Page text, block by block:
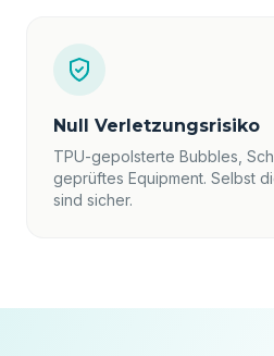
Null Verletzungsrisiko
TPU-gepolsterte Bubbles,
geprüftes Equipment. Selbst
sind sicher.